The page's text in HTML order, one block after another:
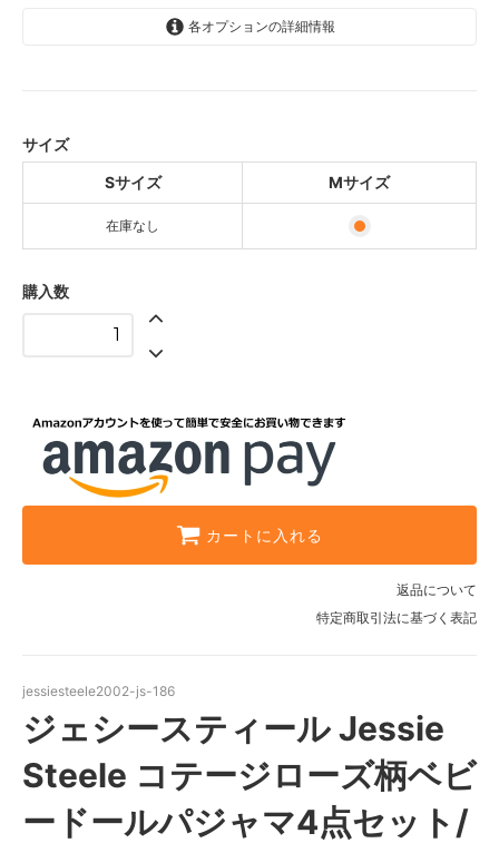
各オプションの詳細情報
サイズ
Sサイズ
Mサイズ
在庫なし
購入数
カートに入れる
返品について
特定商取引法に基づく表記
jessiesteele2002-js-186
ジェシースティール Jessie
Steele コテージローズ柄ベビ
ードールパジャマ4点セット/